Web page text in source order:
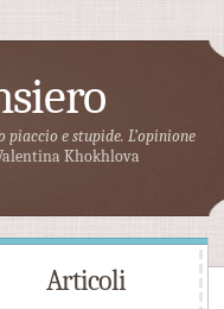
piaccio e stupide. L’opinione
Khokhlova
Articoli